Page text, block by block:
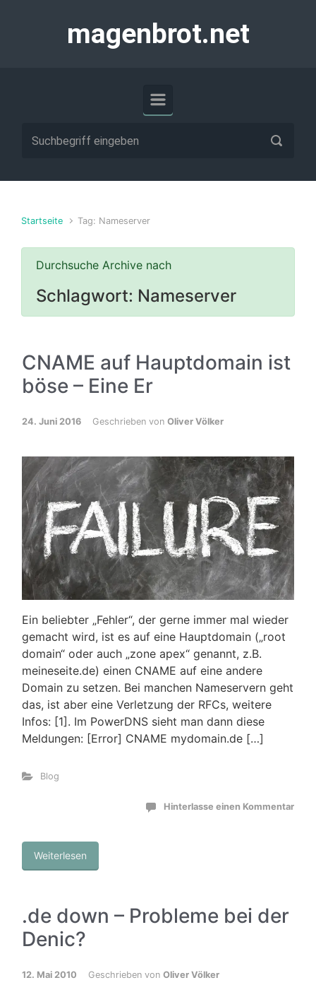
magenbrot.net
Startseite Tag: Nameserver
Durchsuche Archive nach
Schlagwort: Nameserver
CNAME auf Hauptdomain ist
böse – Eine Er
24. Juni 2016 Geschrieben von Oliver Völker
Ein beliebter „Fehler“, der gerne immer mal wieder
gemacht wird, ist es auf eine Hauptdomain („root
domain“ oder auch „zone apex“ genannt, z.B.
meineseite.de) einen CNAME auf eine andere
Domain zu setzen. Bei manchen Nameservern geht
das, ist aber eine Verletzung der RFCs, weitere
Infos: [1]. Im PowerDNS sieht man dann diese
Meldungen: [Error] CNAME mydomain.de […]
Blog
Hinterlasse einen Kommentar
Weiterlesen
.de down – Probleme bei der
Denic?
12. Mai 2010 Geschrieben von Oliver Völker